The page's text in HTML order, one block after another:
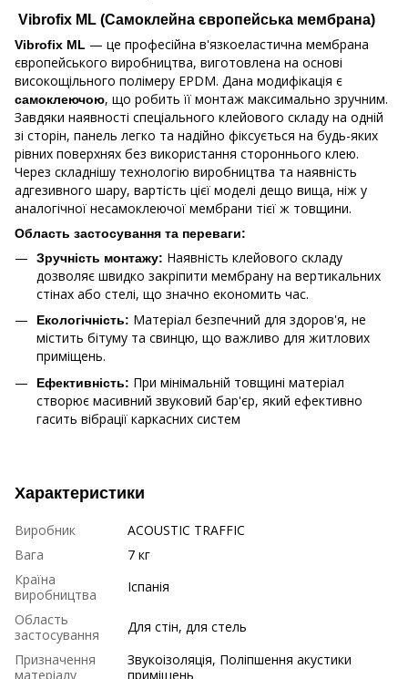
Vibrofix ML (Самоклейна європейська мембрана)
Vibrofix ML — це професійна в'язкоеластична мембрана
європейського виробництва, виготовлена на основі
високощільного полімеру EPDM. Дана модифікація є
самоклеючою, що робить її монтаж максимально зручним.
Завдяки наявності спеціального клейового складу на одній
зі сторін, панель легко та надійно фіксується на будь-яких
рівних поверхнях без використання стороннього клею.
Через складнішу технологію виробництва та наявність
адгезивного шару, вартість цієї моделі дещо вища, ніж у
аналогічної несамоклеючої мембрани тієї ж товщини.
Область застосування та переваги:
Зручність монтажу: Наявність клейового складу
дозволяє швидко закріпити мембрану на вертикальних
стінах або стелі, що значно економить час.
Екологічність: Матеріал безпечний для здоров'я, не
містить бітуму та свинцю, що важливо для житлових
приміщень.
Ефективність: При мінімальній товщині матеріал
створює масивний звуковий бар'єр, який ефективно
гасить вібрації каркасних систем
Характеристики
Виробник
ACOUSTIC TRAFFIC
Вага
7 кг
Країна
виробництва
Іспанія
Область
застосування
Для стін, для стель
Призначення
матеріалу
Звукоізоляція, Поліпшення акустики
приміщень